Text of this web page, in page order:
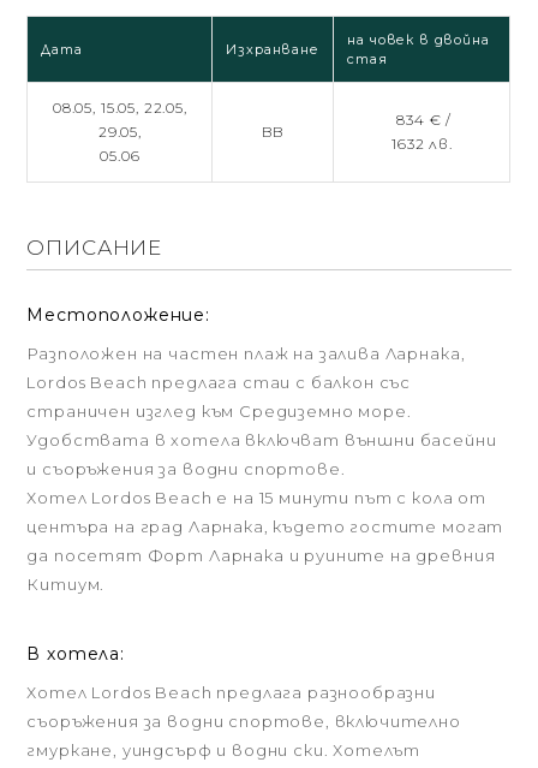
Дата Изхранване
на човек в двойна
стая
08.05, 15.05, 22.05,
29.05,
05.06
BB
834 € /
1632 лв.
ОПИСАНИЕ
Местоположение:
Разположен на частен плаж на залива Ларнака,
Lordos Beach предлага стаи с балкон със
страничен изглед към Средиземно море.
Удобствата в хотела включват външни басейни
и съоръжения за водни спортове.
Хотел Lordos Beach е на 15 минути път с кола от
центъра на град Ларнака, където гостите могат
да посетят Форт Ларнака и руините на древния
Китиум.
В хотела:
Хотел Lordos Beach предлага разнообразни
съоръжения за водни спортове, включително
гмуркане, уиндсърф и водни ски. Хотелът